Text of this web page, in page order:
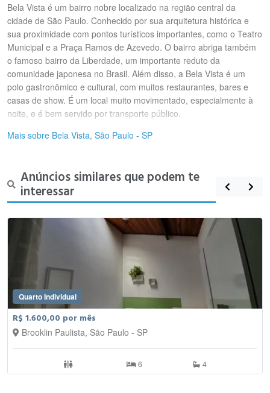
Bela Vista é um bairro nobre localizado na região central da
cidade de São Paulo. Conhecido por sua arquitetura histórica e
sua proximidade com pontos turísticos importantes, como o Teatro
Municipal e a Praça Ramos de Azevedo. O bairro abriga também
o famoso bairro da Liberdade, um importante reduto da
comunidade japonesa no Brasil. Além disso, a Bela Vista é um
polo gastronômico e cultural, com muitos restaurantes, bares e
casas de show. É um local muito movimentado, especialmente à
noite, e é bem servido por transporte público.
Mais sobre Bela Vista, São Paulo - SP
Anúncios similares que podem te
interessar
Quarto Individual
R$ 1.600,00 por mês
Brooklin Paulista, São Paulo - SP
6 4